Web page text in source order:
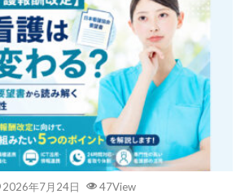
2026年7月24日 47View